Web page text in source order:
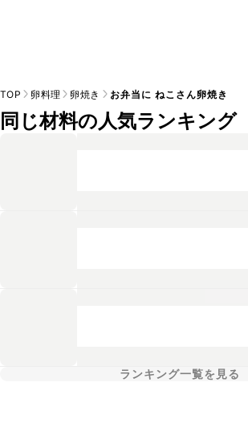
TOP 卵料理 卵焼き お弁当に ねこさん卵焼き
同じ材料の人気ランキング
ランキング一覧を見る